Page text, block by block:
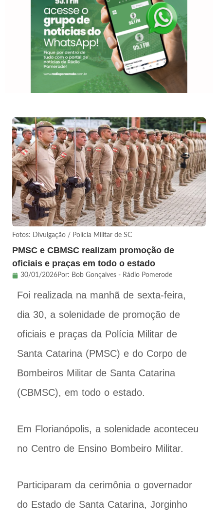
Fotos: Divulgação / Polícia Militar de SC
PMSC e CBMSC realizam promoção de
oficiais e praças em todo o estado
30/01/2026Por: Bob Gonçalves - Rádio Pomerode
Foi realizada na manhã de sexta-feira,
dia 30, a solenidade de promoção de
oficiais e praças da Polícia Militar de
Santa Catarina (PMSC) e do Corpo de
Bombeiros Militar de Santa Catarina
(CBMSC), em todo o estado.
Em Florianópolis, a solenidade aconteceu
no Centro de Ensino Bombeiro Militar.
Participaram da cerimônia o governador
do Estado de Santa Catarina, Jorginho